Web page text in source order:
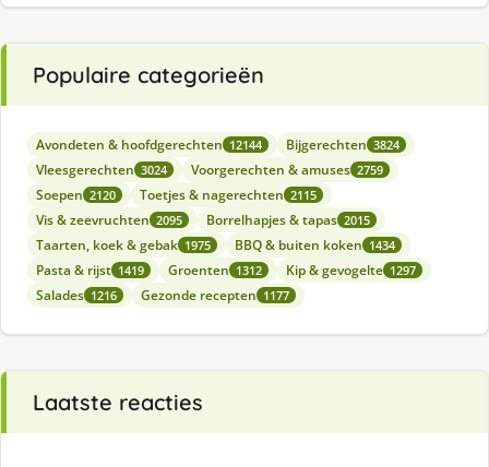
Populaire categorieën
Avondeten & hoofdgerechten 12144 Bijgerechten 3824
Vleesgerechten 3024 Voorgerechten & amuses 2759
Soepen 2120 Toetjes & nagerechten 2115
Vis & zeevruchten 2095 Borrelhapjes & tapas 2015
Taarten, koek & gebak 1975 BBQ & buiten koken 1434
Pasta & rijst 1419 Groenten 1312 Kip & gevogelte 1297
Salades 1216 Gezonde recepten 1177
Laatste reacties